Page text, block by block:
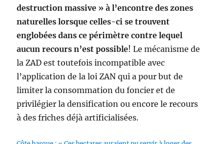
destruction massive » à l’encontre des zones
naturelles lorsque celles-ci se trouvent
englobées dans ce périmètre contre lequel
aucun recours n’est possible! Le mécanisme de
la ZAD est toutefois incompatible avec
l’application de la loi ZAN qui a pour but de
limiter la consommation du foncier et de
privilégier la densification ou encore le recours
à des friches déjà artificialisées.